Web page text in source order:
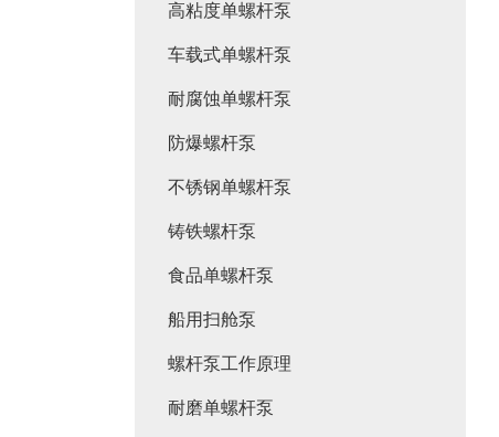
高粘度单螺杆泵
车载式单螺杆泵
耐腐蚀单螺杆泵
防爆螺杆泵
不锈钢单螺杆泵
铸铁螺杆泵
食品单螺杆泵
船用扫舱泵
螺杆泵工作原理
耐磨单螺杆泵